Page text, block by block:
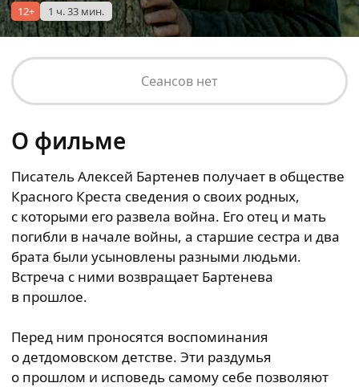
12+ 1 ч. 33 мин.
Сеансов нет
О фильме
Писатель Алексей Бартенев получает в обществе
Красного Креста сведения о своих родных,
с которыми его развела война. Его отец и мать
погибли в начале войны, а старшие сестра и два
брата были усыновлены разными людьми.
Встреча с ними возвращает Бартенева
в прошлое.
Перед ним проносятся воспоминания
о детдомовском детстве. Эти раздумья
о прошлом и исповедь самому себе позволяют